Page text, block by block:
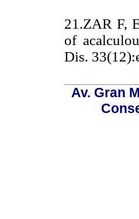
21.ZAR F,
of
Dis.
Av. Gran